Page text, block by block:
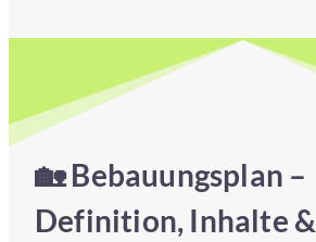
🏡 Bebauungsplan –
Definition, Inhalte &